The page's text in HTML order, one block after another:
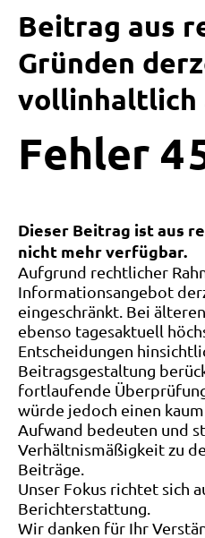
Beitrag aus
Gründen
vollinhaltlich
Fehler 4 5
Dieser Beitrag ist aus
nicht mehr verfügbar.
Aufgrund rechtlicher
Informationsangebot
eingeschränkt. Bei
ebenso tagesaktuell
Entscheidungen
Beitragsgestaltung
fortlaufende
würde jedoch einen
Aufwand bedeuten und
Verhältnismäßigkeit zu
Beiträge.
Unser Fokus richtet sich
Berichterstattung.
Wir danken für Ihr